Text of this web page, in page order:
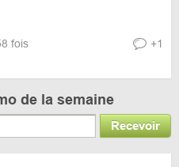
fois +1
de la semaine
Recevoir